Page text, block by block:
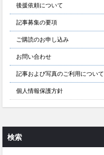
後援依頼について
記事募集の要項
ご購読のお申し込み
お問い合わせ
記事および写真のご利用について
個人情報保護方針
検索